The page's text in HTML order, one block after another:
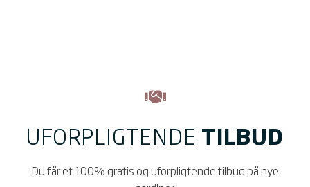
UFORPLIGTENDE TILBUD
Du får et 100% gratis og uforpligtende tilbud på nye